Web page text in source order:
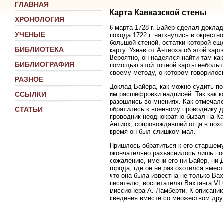
ГЛАВНАЯ
ХРОНОЛОГИЯ
УЧЕНЫЕ
БИБЛИОТЕКА
БИБЛИОГРАФИЯ
РАЗНОЕ
ССЫЛКИ
СТАТЬИ
Карта Кавказской стены
6 марта 1728 г. Байер сделал
похода 1722 г. наткнулись в
большой стеной, остатки которой
карту. Узнав от Антиоха об этой
Вероятно, он надеялся найти там
помощью этой точной карты
своему методу, о котором
Доклад Байера, как можно судить
им расшифровки надписей. Так как
разошлись во мнениях. Как
обратились к военному проводнику
проводник неоднократно бывал на
Антиох, сопровождавший отца в
время он был слишком мал.
Пришлось обратиться к его
окончательно разъяснилось лишь
сожалению, имени его ни Байер, ни
города, где он не раз охотился
что она была известна не только
писателю, воспитателю Вахтанга
миссионера А. Ламберти. К
сведения вместе со множеством